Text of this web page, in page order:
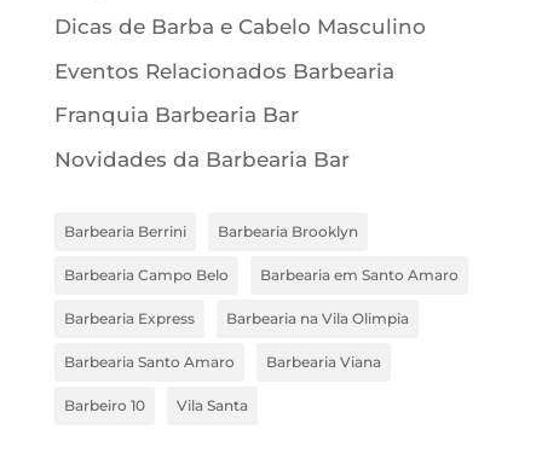
Dicas de Barba e Cabelo Masculino
Eventos Relacionados Barbearia
Franquia Barbearia Bar
Novidades da Barbearia Bar
Barbearia Berrini Barbearia Brooklyn
Barbearia Campo Belo Barbearia em Santo Amaro
Barbearia Express Barbearia na Vila Olimpia
Barbearia Santo Amaro Barbearia Viana
Barbeiro 10 Vila Santa